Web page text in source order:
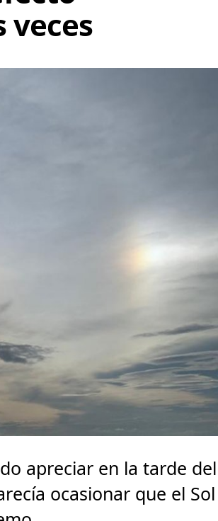
veces
apreciar en la tarde del
ocasionar que el Sol